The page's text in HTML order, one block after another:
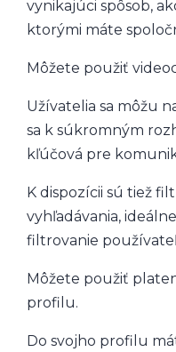
vynikajúci spôsob,
ktorými máte
Môžete použiť
Užívatelia sa môžu
sa k súkromným
kľúčová pre
K dispozícii sú tiež
vyhľadávania,
filtrovanie
Môžete použiť
profilu.
Do svojho profilu